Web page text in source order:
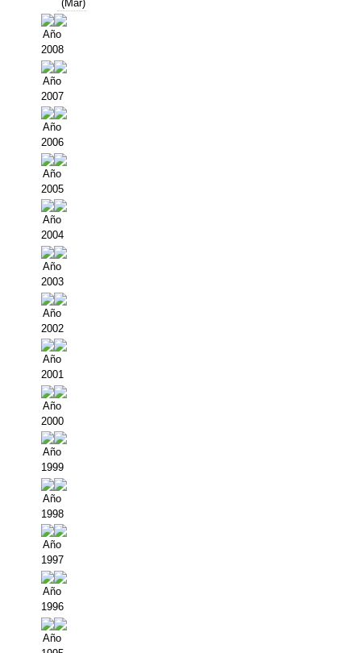
(Mar)
Año
2008
Año
2007
Año
2006
Año
2005
Año
2004
Año
2003
Año
2002
Año
2001
Año
2000
Año
1999
Año
1998
Año
1997
Año
1996
Año